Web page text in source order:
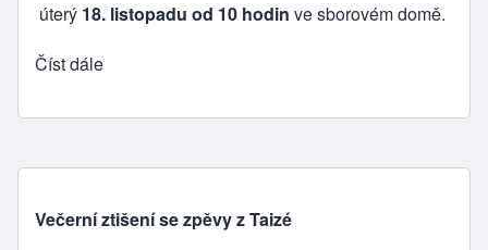
úterý 18. listopadu od 10 hodin ve sborovém domě.
Číst dále
Večerní ztišení se zpěvy z Taizé